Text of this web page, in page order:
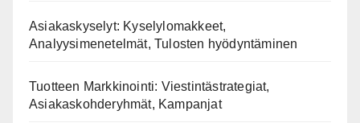
Asiakaskyselyt: Kyselylomakkeet,
Analyysimenetelmät, Tulosten hyödyntäminen
Tuotteen Markkinointi: Viestintästrategiat,
Asiakaskohderyhmät, Kampanjat